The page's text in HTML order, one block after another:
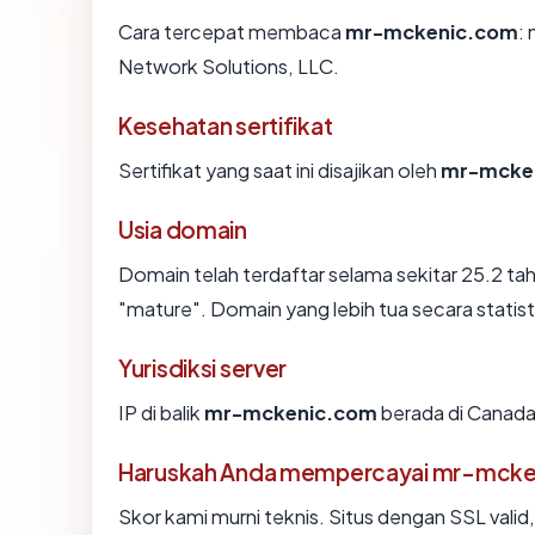
Cara tercepat membaca mr-mckenic.com:
Network Solutions, LLC.
Kesehatan sertifikat
Sertifikat yang saat ini disajikan oleh mr-
Usia domain
Domain telah terdaftar selama sekitar 25.2
"mature". Domain yang lebih tua secara
Yurisdiksi server
IP di balik mr-mckenic.comberada di
Haruskah Anda mempercayai mr-
Skor kami murni teknis. Situs dengan SSL